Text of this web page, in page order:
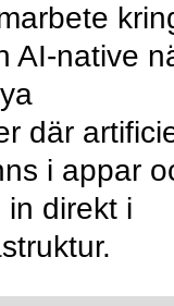
AI-native
där
i appar
in direkt i